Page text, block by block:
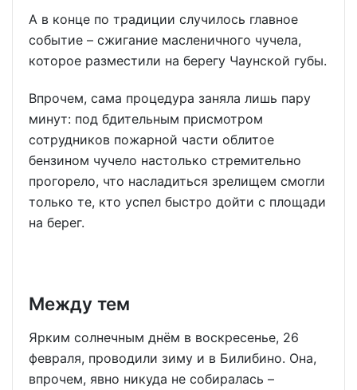
А в конце по традиции случилось главное
событие – сжигание масленичного чучела,
которое разместили на берегу Чаунской губы.
Впрочем, сама процедура заняла лишь пару
минут: под бдительным присмотром
сотрудников пожарной части облитое
бензином чучело настолько стремительно
прогорело, что насладиться зрелищем смогли
только те, кто успел быстро дойти с площади
на берег.
Между тем
Ярким солнечным днём в воскресенье, 26
февраля, проводили зиму и в Билибино. Она,
впрочем, явно никуда не собиралась –